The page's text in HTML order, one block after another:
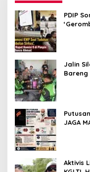
PDIP
Jalin
Bareng
JAGA
Aktivis